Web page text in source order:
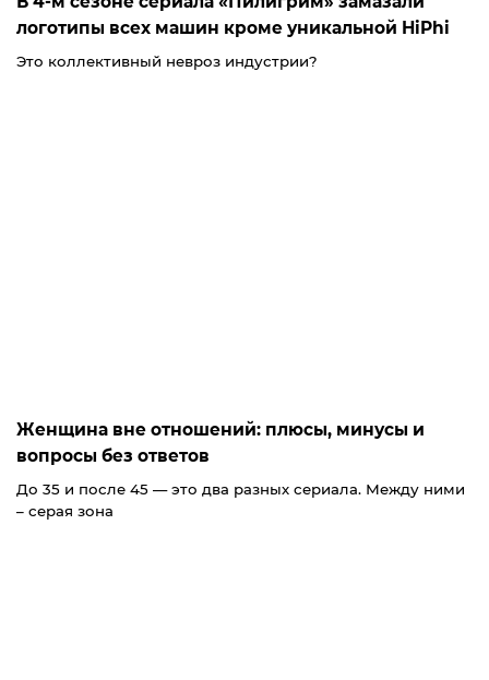
логотипы всех машин кроме уникальной HiPhi
Это коллективный невроз индустрии?
Женщина вне отношений: плюсы, минусы и
вопросы без ответов
До 35 и после 45 — это два разных сериала. Между ними
– серая зона